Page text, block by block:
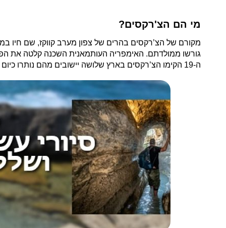
מי הם הצ'רקסים?
גורשו ממולדתם. האימפריה העותמאנית השכנה קלטה את
ה-19 הקימו הצ’רקסים בארץ שלושה יישובים מהם נותרו כיום שני כפרים בגליל: כפר כמא בו חיים כ-3,000 תושבים, וריחנייה בו גרים כ-1,000 איש.